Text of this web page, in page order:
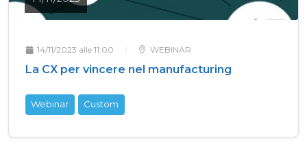
14/11/2023 alle 11:00 WEBINAR
La CX per vincere nel manufacturing
Webinar Custom